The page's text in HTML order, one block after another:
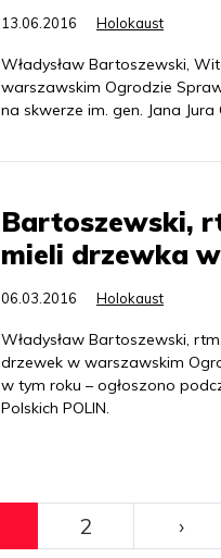
13.06.2016 Holokaust
Władysław Bartoszewski,
warszawskim Ogrodzie
na skwerze im. gen. Jana
Bartoszewski,
mieli drzewka
06.03.2016 Holokaust
Władysław Bartoszewski,
drzewek w warszawskim
w tym roku – ogłoszono
Polskich POLIN.
2 ›››